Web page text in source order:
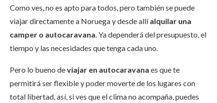
Como ves, no es apto para todos, pero también se puede
viajar directamente a Noruega y desde allíalquilar una
camper o autocaravana. Ya dependerá del presupuesto, el
tiempo y las necesidades que tenga cada uno.
Pero lo bueno deviajar en autocaravana es que te
permitirá ser flexible y poder moverte de los lugares con
total libertad, así, si ves que el clima no acompaña, puedes